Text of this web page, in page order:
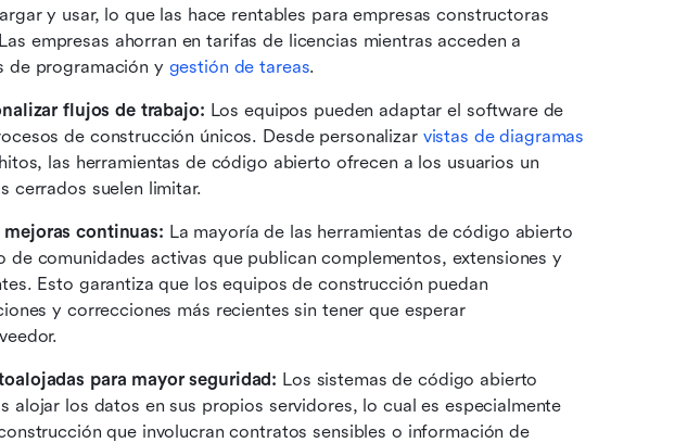
y usar, lo que las hace rentables para empresas constructoras
empresas ahorran en tarifas de licencias mientras acceden a
de programación y gestión de tareas.
flujos de trabajo: Los equipos pueden adaptar el software de
de construcción únicos. Desde personalizar vistas de diagramas
las herramientas de código abierto ofrecen a los usuarios un
cerrados suelen limitar.
continuas: La mayoría de las herramientas de código abierto
de comunidades activas que publican complementos, extensiones y
Esto garantiza que los equipos de construcción puedan
y correcciones más recientes sin tener que esperar
para mayor seguridad: Los sistemas de código abierto
alojar los datos en sus propios servidores, lo cual es especialmente
que involucran contratos sensibles o información de